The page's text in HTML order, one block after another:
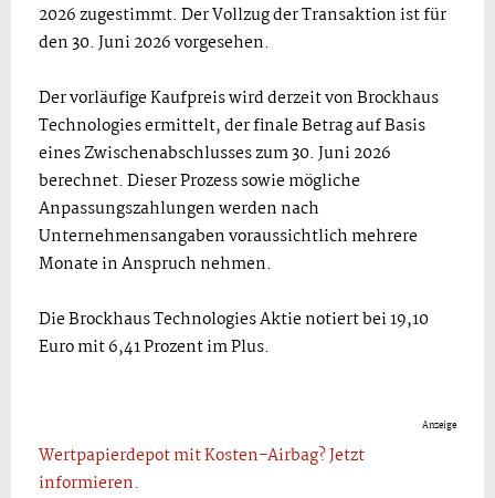
2026 zugestimmt. Der Vollzug der Transaktion ist für
den 30. Juni 2026 vorgesehen.
Der vorläufige Kaufpreis wird derzeit von Brockhaus
Technologies ermittelt, der finale Betrag auf Basis
eines Zwischenabschlusses zum 30. Juni 2026
berechnet. Dieser Prozess sowie mögliche
Anpassungszahlungen werden nach
Unternehmensangaben voraussichtlich mehrere
Monate in Anspruch nehmen.
Die Brockhaus Technologies Aktie notiert bei 19,10
Euro mit 6,41 Prozent im Plus.
Anzeige
Wertpapierdepot mit Kosten-Airbag? Jetzt
informieren.